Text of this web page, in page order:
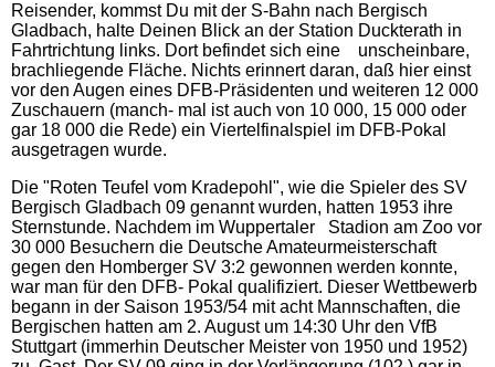
Reisender, kommst Du mit der S-Bahn nach Bergisch
Gladbach, halte Deinen Blick an der Station Duckterath in
Fahrtrichtung links. Dort befindet sich eine unscheinbare,
brachliegende Fläche. Nichts erinnert daran, daß hier einst
vor den Augen eines DFB-Präsidenten und weiteren 12 000
Zuschauern (manch- mal ist auch von 10 000, 15 000 oder
gar 18 000 die Rede) ein Viertelfinalspiel im DFB-Pokal
ausgetragen wurde.
Die "Roten Teufel vom Kradepohl", wie die Spieler des SV
Bergisch Gladbach 09 genannt wurden, hatten 1953 ihre
Sternstunde. Nachdem im Wuppertaler Stadion am Zoo vor
30 000 Besuchern die Deutsche Amateurmeisterschaft
gegen den Homberger SV 3:2 gewonnen werden konnte,
war man für den DFB- Pokal qualifiziert. Dieser Wettbewerb
begann in der Saison 1953/54 mit acht Mannschaften, die
Bergischen hatten am 2. August um 14:30 Uhr den VfB
Stuttgart (immerhin Deutscher Meister von 1950 und 1952)